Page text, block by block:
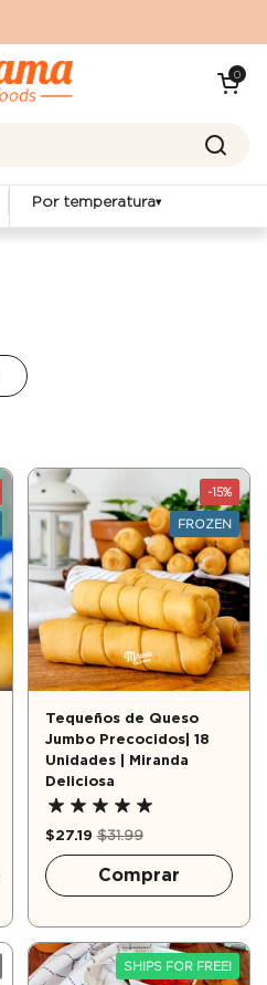
Abrir0
Por temperatura▾
Tequeños de Queso
Jumbo Precocidos| 18
Unidades | Miranda
Deliciosa
$27.19 $31.99
Comprar
-15%
FROZEN
SHIPS FOR FREE!